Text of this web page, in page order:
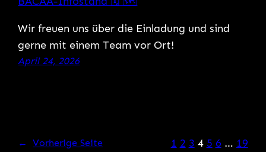
Wir freuen uns über die Einladung und sind
gerne mit einem Team vor Ort!
April 24, 2026
← Vorherige Seite 1 2 3 4 5 6 … 19